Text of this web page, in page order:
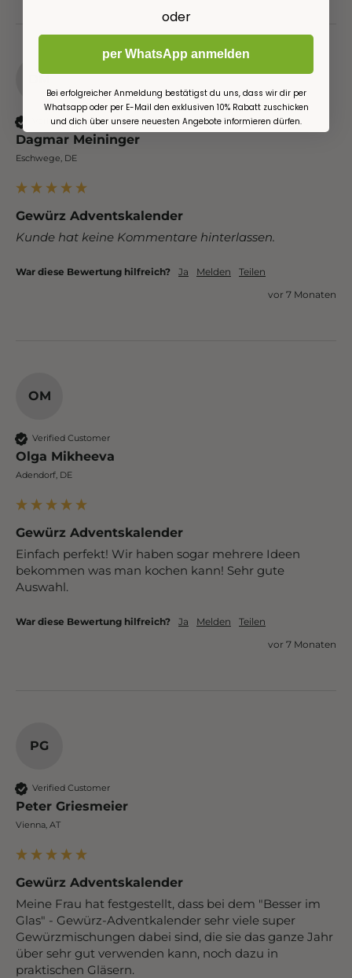
DM
Verified Customer
Dagmar Meininger
Eschwege, DE
Gewürz Adventskalender
Kunde hat keine Kommentare hinterlassen.
War diese Bewertung hilfreich? Ja Melden
Teilen
vor 7 Monaten
OM
Verified Customer
Olga Mikheeva
Adendorf, DE
Gewürz Adventskalender
Einfach perfekt! Wir haben sogar mehrere Ideen
bekommen was man kochen kann! Sehr gute
Auswahl.
War diese Bewertung hilfreich? Ja Melden
Teilen
vor 7 Monaten
PG
Verified Customer
Peter Griesmeier
Vienna, AT
Gewürz Adventskalender
Meine Frau hat festgestellt, dass bei dem "Besser im
Glas" - Gewürz-Adventkalender sehr viele super
Gewürzmischungen dabei sind, die sie das ganze Jahr
über sehr gut verwenden kann, noch dazu in
praktischen Gläsern.
oder
per WhatsApp anmelden
Bei erfolgreicher Anmeldung bestätigst du uns, dass wir dir per
Whatsapp oder per E-Mail den exklusiven 10% Rabatt zuschicken
und dich über unsere neuesten Angebote informieren dürfen.